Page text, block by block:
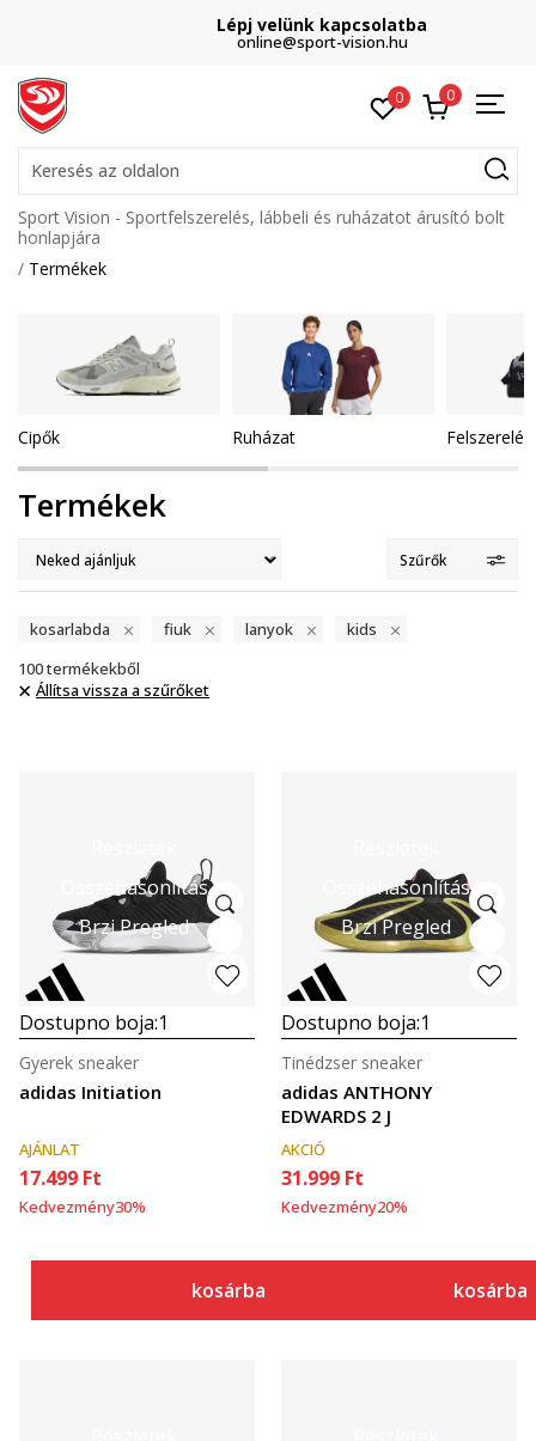
Lépj velünk kapcsolatba
online@sport-vision.hu
0 0
Keresés az oldalon
Sport Vision - Sportfelszerelés, lábbeli és ruházatot árusító bolt
honlapjára
Termékek
Cipők Ruházat Felszerelés
Termékek
Szűrők
kosarlabda fiuk lanyok
kids
100termékekből
Állítsa vissza a szűrőket
Összehasonlítás
Brzi Pregled
Dostupno boja:1
adidas Initiation
Gyerek sneaker
AJÁNLAT
17.499 Ft
Kedvezmény30%
kosárba
Összehasonlítás
Brzi Pregled
Dostupno boja:1
adidas ANTHONY
EDWARDS 2 J
Tinédzser sneaker
AKCIÓ
31.999 Ft
Kedvezmény20%
kosárba